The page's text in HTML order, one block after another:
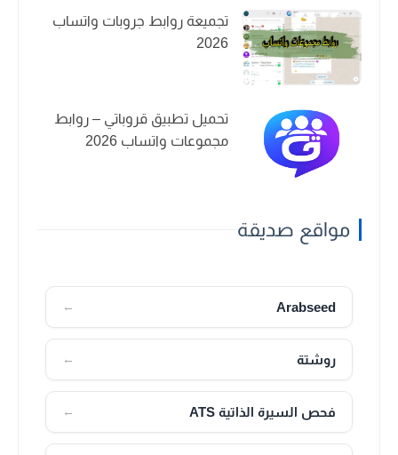
تجميعة روابط جروبات واتساب
2026
تحميل تطبيق قروباتي – روابط
مجموعات واتساب 2026
مواقع صديقة
Arabseed
←
روشتة ←
فحص السيرة الذاتية ATS ←